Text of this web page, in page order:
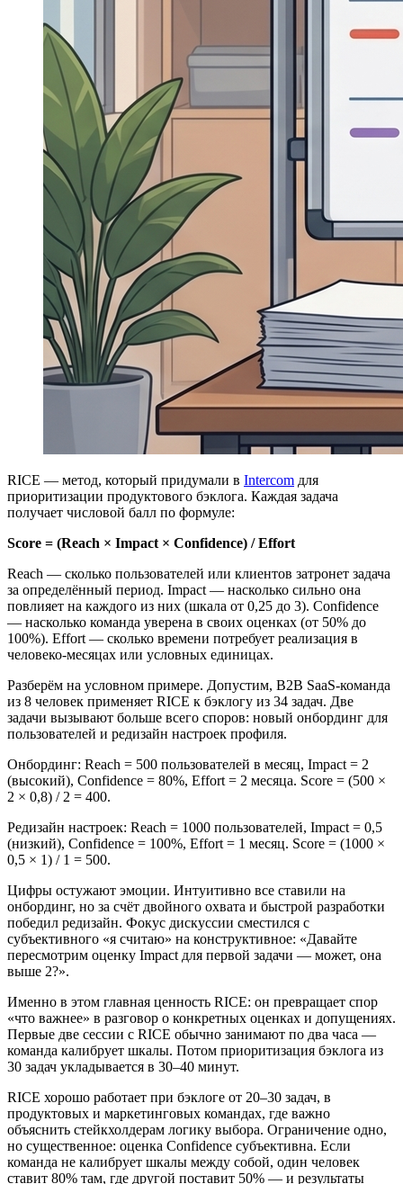
RICE — метод, который придумали в Intercom для
приоритизации продуктового бэклога. Каждая задача
получает числовой балл по формуле:
Score = (Reach × Impact × Confidence) / Effort
Reach — сколько пользователей или клиентов затронет задача
за определённый период. Impact — насколько сильно она
повлияет на каждого из них (шкала от 0,25 до 3). Confidence
— насколько команда уверена в своих оценках (от 50% до
100%). Effort — сколько времени потребует реализация в
человеко-месяцах или условных единицах.
Разберём на условном примере. Допустим, B2B SaaS-команда
из 8 человек применяет RICE к бэклогу из 34 задач. Две
задачи вызывают больше всего споров: новый онбординг для
пользователей и редизайн настроек профиля.
Онбординг: Reach = 500 пользователей в месяц, Impact = 2
(высокий), Confidence = 80%, Effort = 2 месяца. Score = (500 ×
2 × 0,8) / 2 = 400.
Редизайн настроек: Reach = 1000 пользователей, Impact = 0,5
(низкий), Confidence = 100%, Effort = 1 месяц. Score = (1000 ×
0,5 × 1) / 1 = 500.
Цифры остужают эмоции. Интуитивно все ставили на
онбординг, но за счёт двойного охвата и быстрой разработки
победил редизайн. Фокус дискуссии сместился с
субъективного «я считаю» на конструктивное: «Давайте
пересмотрим оценку Impact для первой задачи — может, она
выше 2?».
Именно в этом главная ценность RICE: он превращает спор
«что важнее» в разговор о конкретных оценках и допущениях.
Первые две сессии с RICE обычно занимают по два часа —
команда калибрует шкалы. Потом приоритизация бэклога из
30 задач укладывается в 30–40 минут.
RICE хорошо работает при бэклоге от 20–30 задач, в
продуктовых и маркетинговых командах, где важно
объяснить стейкхолдерам логику выбора. Ограничение одно,
но существенное: оценка Confidence субъективна. Если
команда не калибрует шкалы между собой, один человек
ставит 80% там, где другой поставит 50% — и результаты